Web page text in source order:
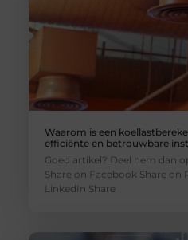
Waarom is een
efficiënte en betrouwbare
Goed artikel? Deel hem dan
Share on Facebook Share on
LinkedIn Share